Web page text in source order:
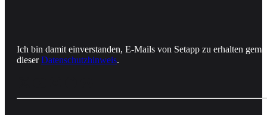
Ich bin damit einverstanden, E-Mails von Setapp zu erhalten
dieser Datenschutzhinweis.